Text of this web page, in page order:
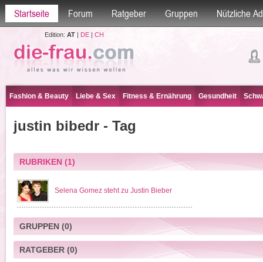
Startseite Forum Ratgeber Gruppen Nützliche
Edition: AT| DE| CH
Fashion & Beauty Liebe & Sex Fitness & Ernährung Gesundheit
justin bibedr - Tag
RUBRIKEN(1)
Selena Gomez steht zu Justin Bieber
GRUPPEN(0)
RATGEBER(0)